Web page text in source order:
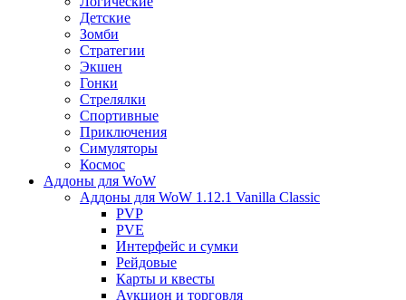
Детские
Зомби
Стратегии
Экшен
Гонки
Стрелялки
Спортивные
Приключения
Симуляторы
Космос
Аддоны для WoW
Аддоны для WoW 1.12.1 Vanilla Classic
PVP
PVE
Интерфейс и сумки
Рейдовые
Карты и квесты
Аукцион и торговля